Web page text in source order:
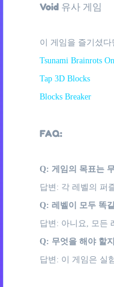
Void 유사 게임
이 게임을 즐기셨
Tsunami Brainrots
Tap 3D Blocks
Blocks Breaker
FAQ:
Q: 게임의 목표는
답변: 각 레벨의 퍼
Q: 레벨이 모두 똑
답변: 아니요, 모든
Q: 무엇을 해야 할
답변: 이 게임은 실